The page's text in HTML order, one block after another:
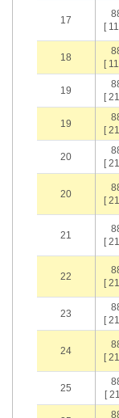
17
[
18
[
19
[
19
[
20
[
20
[
21
[
22
[
23
[
24
[
25
[